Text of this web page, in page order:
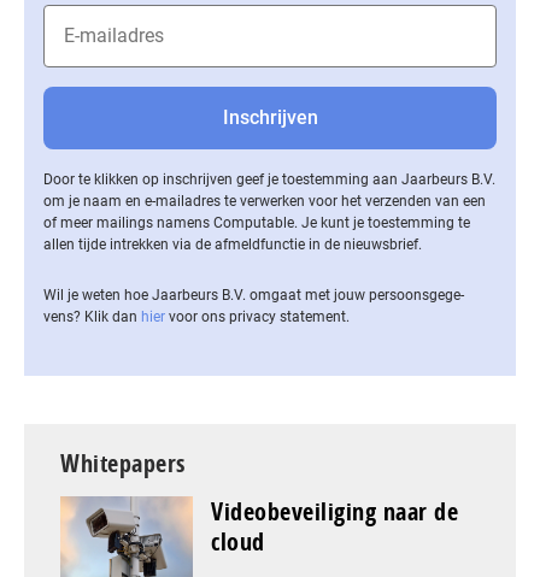
Door te klikken op inschrijven geef je toestemming aan Jaarbeurs B.V.
om je naam en e-mailadres te verwerken voor het verzenden van een
of meer mailings namens Computable. Je kunt je toestemming te
allen tijde intrekken via de af­meld­func­tie in de nieuwsbrief.
Wil je weten hoe Jaarbeurs B.V. omgaat met jouw per­soons­ge­ge­
vens? Klik dan hier voor ons privacy statement.
Whitepapers
Videobeveiliging naar de
cloud